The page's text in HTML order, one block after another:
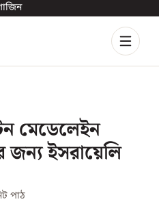
মেডেলেইন
জন্য ইসরায়েলি
পাঠ